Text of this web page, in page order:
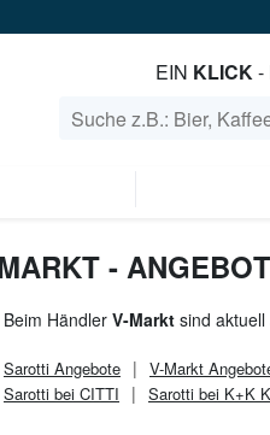
EIN KLICK-
-
Beim Händler V-Markt sind
Sarotti Angebote V-Markt
Sarotti bei CITTI
Sarotti bei K+K